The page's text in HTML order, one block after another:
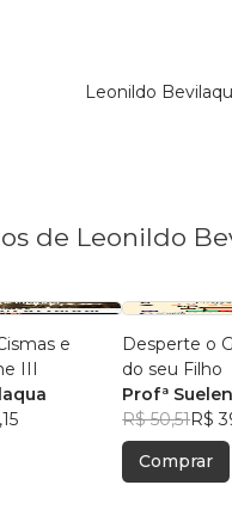
Leonildo
de Leonildo
e
III
Desperte o
do seu Filho
Profª
R$ 50,51R$
Comprar